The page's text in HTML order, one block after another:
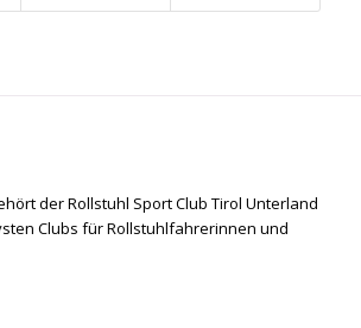
der Rollstuhl Sport Club Tirol Unterland
Clubs für Rollstuhlfahrerinnen und